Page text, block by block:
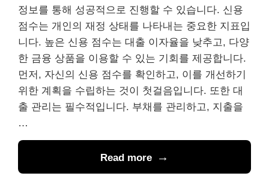
정보를 통해 성공적으로 진행할 수 있습니다. 신용
점수는 개인의 재정 상태를 나타내는 중요한 지표입
니다. 높은 신용 점수는 대출 이자율을 낮추고, 다양
한 금융 상품을 이용할 수 있는 기회를 제공합니다.
먼저, 자신의 신용 점수를 확인하고, 이를 개선하기
위한 계획을 수립하는 것이 첫걸음입니다. 또한 대
출 관리는 필수적입니다. 부채를 관리하고, 지출을
…
Read more